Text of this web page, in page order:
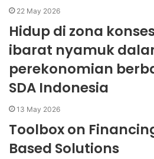
22 May 2026
Hidup di zona
ibarat nyamuk
perekonomian
SDA Indonesia
13 May 2026
Toolbox on
Based Solutions